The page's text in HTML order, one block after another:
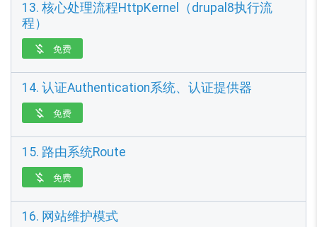
13. 核心处理流程HttpKernel（drupal8执行流
程）
 免费
14. 认证Authentication系统、认证提供器
 免费
15. 路由系统Route
 免费
16. 网站维护模式